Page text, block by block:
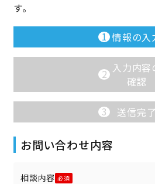
す。
1 情報の入
2 入力内容
確認
3 送信完了
お問い合わせ内容
相談内容